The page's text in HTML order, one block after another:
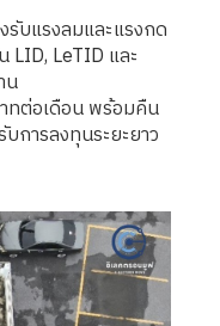
รับแรงลมและแรงกด
LID, LeTID และ
น
ทต่อเดือน พร้อมคืน
การลงทุนระยะยาว